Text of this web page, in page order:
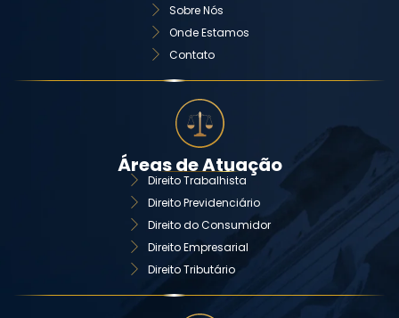
Sobre Nós
Onde Estamos
Contato
Áreas de Atuação
Direito Trabalhista
Direito Previdenciário
Direito do Consumidor
Direito Empresarial
Direito Tributário